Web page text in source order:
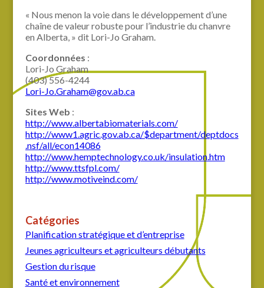
« Nous menon la voie dans le développement d’une
chaîne de valeur robuste pour l’industrie du chanvre
en Alberta, » dit Lori-Jo Graham.
Coordonnées :
Lori-Jo Graham
(403) 556-4244
Lori-Jo.Graham@gov.ab.ca
Sites Web :
http://www.albertabiomaterials.com/
http://www1.agric.gov.ab.ca/$department/deptdocs
.nsf/all/econ14086
http://www.hemptechnology.co.uk/insulation.htm
http://www.ttsfpl.com/
http://www.motiveind.com/
Catégories
Planification stratégique et d’entreprise
Jeunes agriculteurs et agriculteurs débutants
Gestion du risque
Santé et environnement